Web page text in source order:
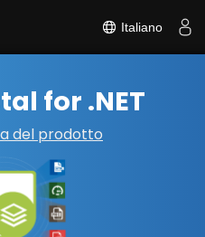
Italiano
for .NET
del prodotto